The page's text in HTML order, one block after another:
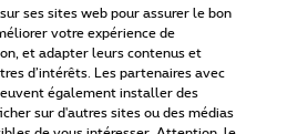
Accessibility statement
ses sites web pour assurer le bon
votre expérience de
et adapter leurs contenus et
d’intérêts. Les partenaires avec
également installer des
sur d'autres sites ou des médias